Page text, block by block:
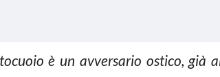
è un avversario ostico, già